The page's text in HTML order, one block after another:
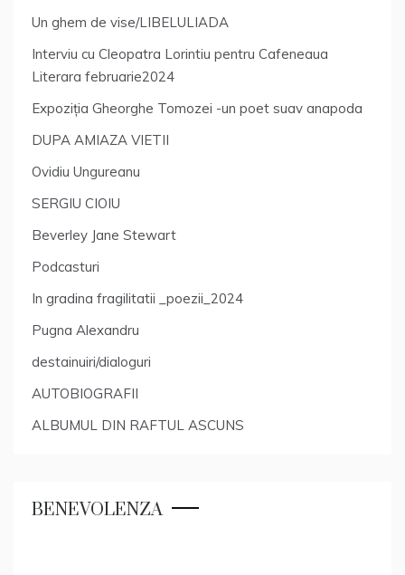
Un ghem de vise/LIBELULIADA
Interviu cu Cleopatra Lorintiu pentru Cafeneaua
Literara februarie2024
Expoziția Gheorghe Tomozei -un poet suav anapoda
DUPA AMIAZA VIETII
Ovidiu Ungureanu
SERGIU CIOIU
Beverley Jane Stewart
Podcasturi
In gradina fragilitatii _poezii_2024
Pugna Alexandru
destainuiri/dialoguri
AUTOBIOGRAFII
ALBUMUL DIN RAFTUL ASCUNS
BENEVOLENZA